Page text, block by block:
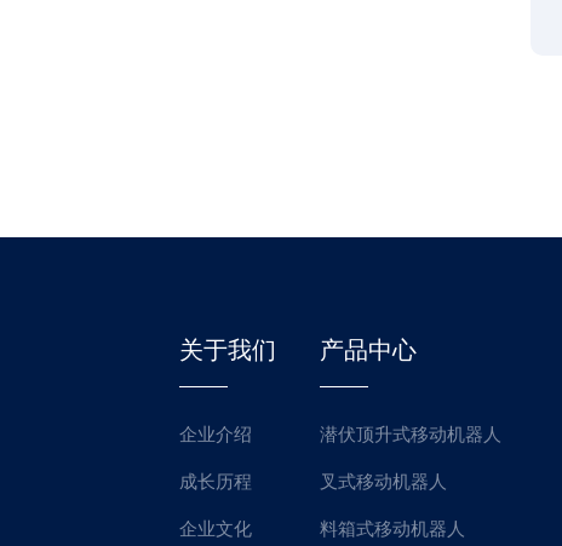
关于我们
企业介绍
成长历程
企业文化
产品中心
潜伏顶升式移动机器人
叉式移动机器人
料箱式移动机器人